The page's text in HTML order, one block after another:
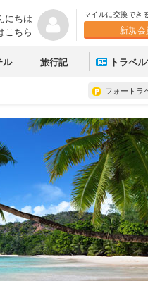
にちは
こちら
マイルに交換でき
新規
ル 旅行記 トラベ
フォートラ